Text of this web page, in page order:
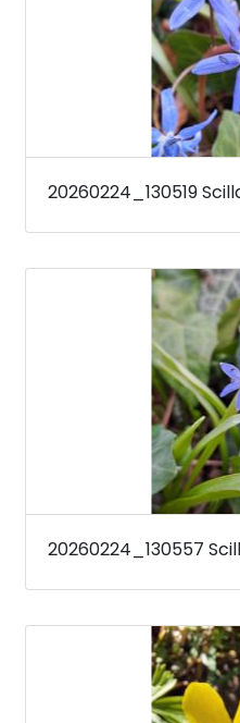
20260224_130519
20260224_130557